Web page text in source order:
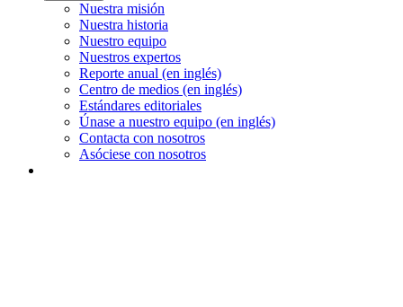
Nuestra misión
Nuestra historia
Nuestro equipo
Nuestros expertos
Reporte anual (en inglés)
Centro de medios (en inglés)
Estándares editoriales
Únase a nuestro equipo (en inglés)
Contacta con nosotros
Asóciese con nosotros